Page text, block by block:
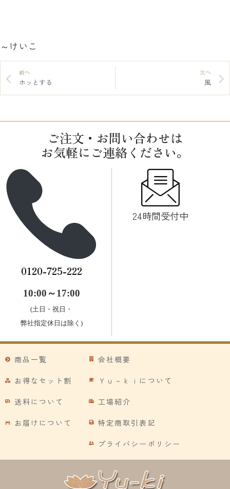
～けいこ
前へ
ホッとする
次へ
風
ご注文・お問い合わせは
お気軽にご連絡ください。
0120-725-222
10:00～17:00
(土日・祝日・
弊社指定休日は除く)
24時間受付中
商品一覧
お得なセット割
送料について
お届けについて
会社概要
Ｙｕ－ｋｉについて
工場紹介
特定商取引表記
プライバシーポリシー